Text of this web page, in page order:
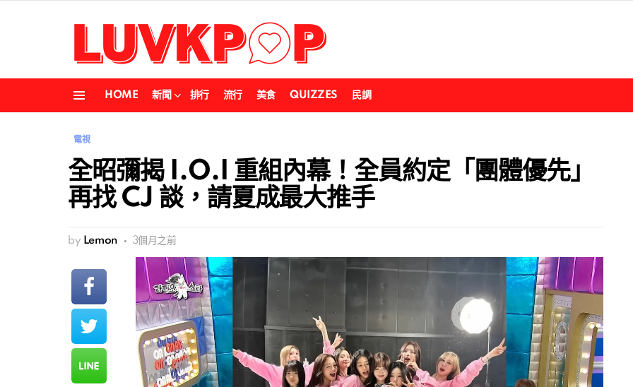
HOME 新聞 排行 流行 美食 QUIZZES 民調
電視
全昭彌揭 I.O.I 重組內幕！全員約定「團體優先」
再找 CJ 談，請夏成最大推手
by Lemon 3個月之前